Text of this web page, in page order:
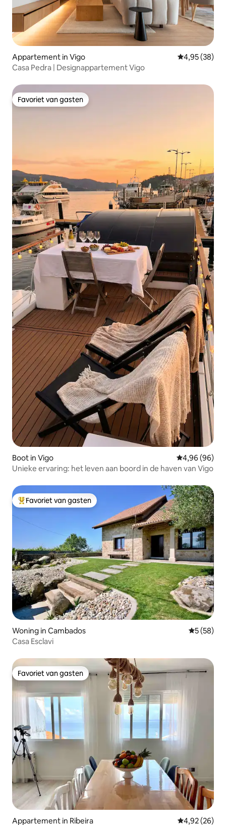
Appartement in Vigo Gemiddelde
4,95 (38)
Casa Pedra | Designappartement Vigo
Favoriet van gasten
Favoriet van gasten
Boot in Vigo Gemiddelde
4,96 (96)
Unieke ervaring: het leven aan boord in de haven van Vigo
Topfavoriet van gasten
Favoriet van gasten
Woning in Cambados
5 (58)
Casa Esclavi
Favoriet van gasten
Favoriet van gasten
Appartement in Ribeira Gemiddelde
4,92 (26)